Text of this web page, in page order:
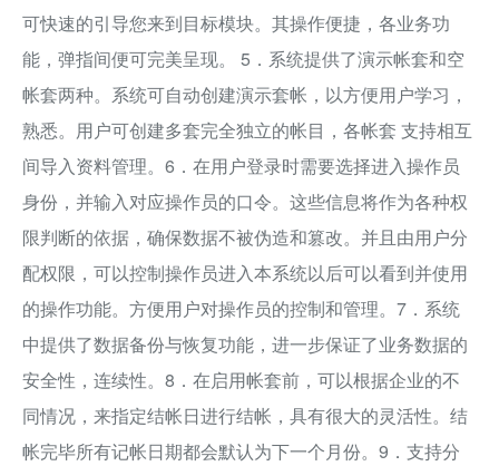
可快速的引导您来到目标模块。其操作便捷，各业务功
能，弹指间便可完美呈现。 5．系统提供了演示帐套和空
帐套两种。系统可自动创建演示套帐，以方便用户学习，
熟悉。用户可创建多套完全独立的帐目，各帐套 支持相互
间导入资料管理。6．在用户登录时需要选择进入操作员
身份，并输入对应操作员的口令。这些信息将作为各种权
限判断的依据，确保数据不被伪造和篡改。并且由用户分
配权限，可以控制操作员进入本系统以后可以看到并使用
的操作功能。方便用户对操作员的控制和管理。7．系统
中提供了数据备份与恢复功能，进一步保证了业务数据的
安全性，连续性。8．在启用帐套前，可以根据企业的不
同情况，来指定结帐日进行结帐，具有很大的灵活性。结
帐完毕所有记帐日期都会默认为下一个月份。9．支持分